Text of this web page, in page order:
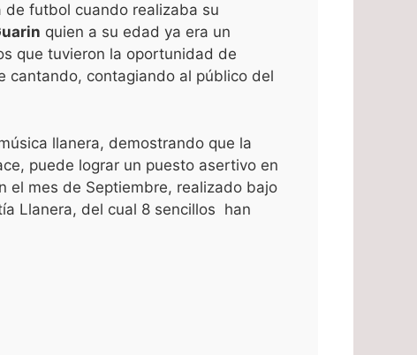
de futbol cuando realizaba su
quien a su edad ya era un
que tuvieron la oportunidad de
cantando, contagiando al público del
llanera, demostrando que la
puede lograr un puesto asertivo en
el mes de Septiembre, realizado bajo
Llanera, del cual 8 sencillos han